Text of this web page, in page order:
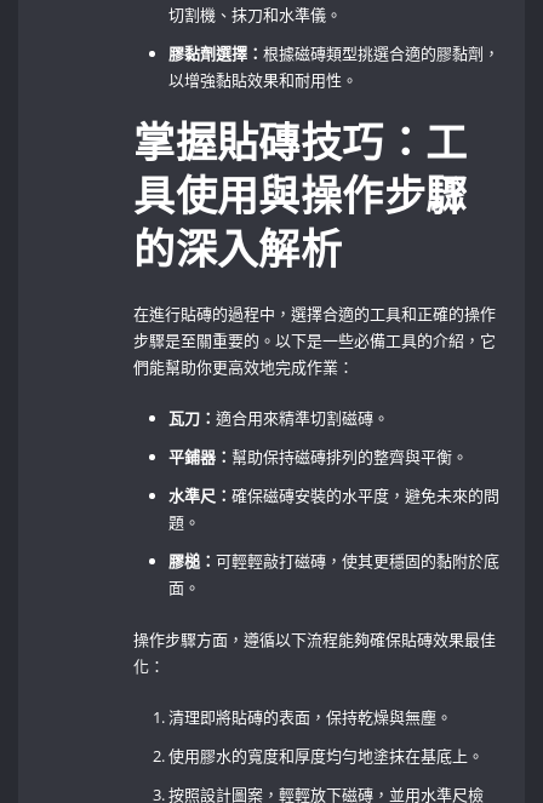
切割機、抹刀和水準儀。
膠黏劑選擇：根據磁磚類型挑選合適的膠黏劑，
以增強黏貼效果和耐用性。
掌握貼磚技巧：工
具使用與操作步驟
的深入解析
在進行貼磚的過程中，選擇合適的工具和正確的操作
步驟是至關重要的。以下是一些必備工具的介紹，它
們能幫助你更高效地完成作業：
瓦刀：適合用來精準切割磁磚。
平鋪器：幫助保持磁磚排列的整齊與平衡。
水準尺：確保磁磚安裝的水平度，避免未來的問
題。
膠槌：可輕輕敲打磁磚，使其更穩固的黏附於底
面。
操作步驟方面，遵循以下流程能夠確保貼磚效果最佳
化：
清理即將貼磚的表面，保持乾燥與無塵。
使用膠水的寬度和厚度均勻地塗抹在基底上。
按照設計圖案，輕輕放下磁磚，並用水準尺檢